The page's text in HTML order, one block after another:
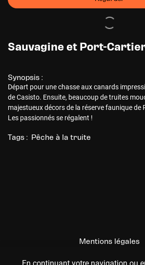
Sauvagine et Port-
Synopsis :
Départ pour une chasse aux canards
de Casisto. Ensuite, beaucoup de truites
majestueux décors de la réserve faunique de
Les passionnés se régalent !
Tags : Pêche à la truite
Mentions légales